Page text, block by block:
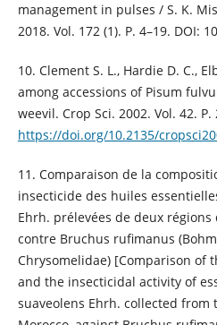
management in pulses / S. K.
2018. Vol. 172 (1). P. 4–19. DOI:
10. Clement S. L., Hardie D. C.,
among accessions of Pisum
weevil. Crop Sci. 2002. Vol. 42. P.
https://doi.org/10.2135/
11. Comparaison de la
insecticide des huiles
Ehrh. prélevées de deux
contre Bruchus rufimanus
Chrysomelidae) [Comparison of
and the insecticidal activity of
suaveolens Ehrh. collected